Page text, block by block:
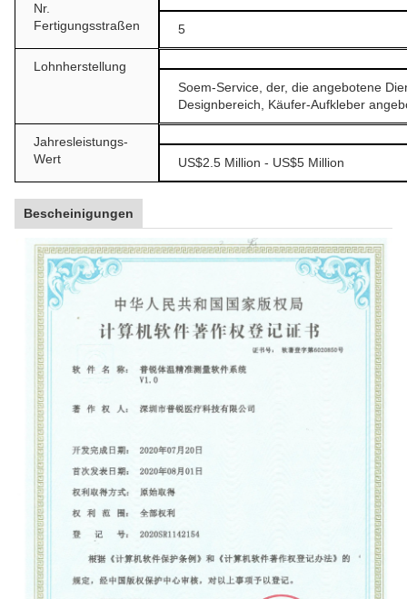
Nr.
Fertigungsstraßen
5
Lohnherstellung
Soem-Service, der, die angebotene
Designbereich, Käufer-Aufkleber
Jahresleistungs-
Wert
US$2.5 Million - US$5 Million
Bescheinigungen